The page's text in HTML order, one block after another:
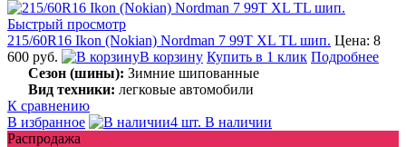
Быстрый просмотр
215/60R16 Ikon (Nokian) Nordman 7 99T XL TL шип. Цена: 8
600 руб.
В корзину Купить в 1 клик Подробнее
Сезон (шины): Зимние шипованные
Вид техники: легковые автомобили
К сравнению
В избранное
4 шт. В наличии
Распродажа